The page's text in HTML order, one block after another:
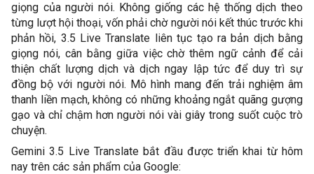
giọng của người nói. Không giống các hệ thống dịch theo
từng lượt hội thoại, vốn phải chờ người nói kết thúc trước khi
phản hồi, 3.5 Live Translate liên tục tạo ra bản dịch bằng
giọng nói, cân bằng giữa việc chờ thêm ngữ cảnh để cải
thiện chất lượng dịch và dịch ngay lập tức để duy trì sự
đồng bộ với người nói. Mô hình mang đến trải nghiệm âm
thanh liền mạch, không có những khoảng ngắt quãng gượng
gạo và chỉ chậm hơn người nói vài giây trong suốt cuộc trò
chuyện.
Gemini 3.5 Live Translate bắt đầu được triển khai từ hôm
nay trên các sản phẩm của Google: